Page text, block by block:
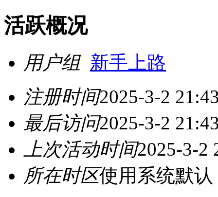
活跃概况
用户组 新手上路
注册时间2025-3-2
最后访问2025-3-2
上次活动时间2025-3-2
所在时区使用系统默认